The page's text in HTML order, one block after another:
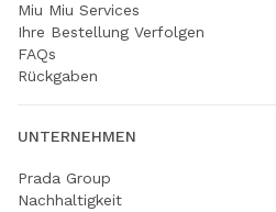
Miu Miu Services
Ihre Bestellung Verfolgen
FAQs
Rückgaben
UNTERNEHMEN
Prada Group
Nachhaltigkeit